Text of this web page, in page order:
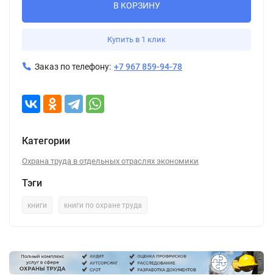
В КОРЗИНУ
Купить в 1 клик
Заказ по телефону: +7 967 859-94-78
Категории
Охрана труда в отдельных отраслях экономики
Тэги
книги книги по охране труда